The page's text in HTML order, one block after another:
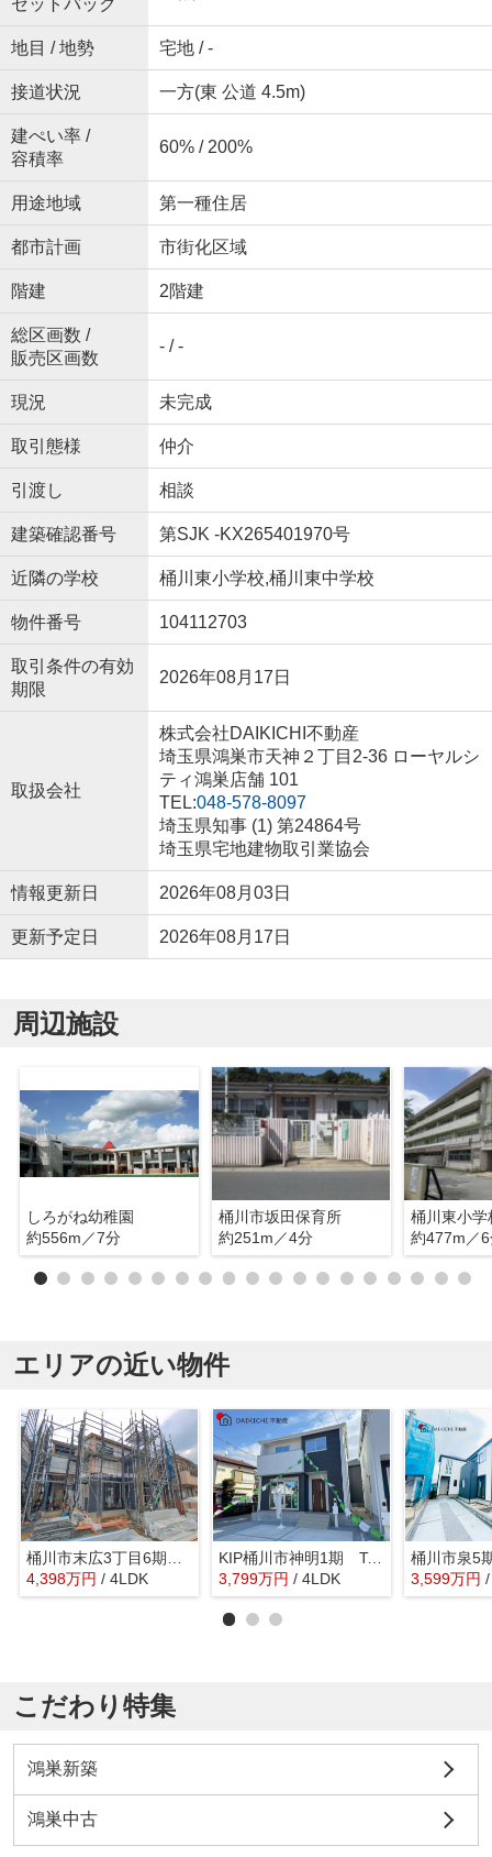
セットバック
地目 / 地勢 宅地 / -
接道状況 一方(東 公道 4.5m)
建ぺい率 /
容積率
60% / 200%
用途地域 第一種住居
都市計画 市街化区域
階建 2階建
総区画数 /
販売区画数
- / -
現況 未完成
取引態様 仲介
引渡し 相談
建築確認番号 第SJK -KX265401970号
近隣の学校 桶川東小学校,桶川東中学校
物件番号 104112703
取引条件の有効
期限
2026年08月17日
取扱会社
株式会社DAIKICHI不動産
埼玉県鴻巣市天神２丁目2-36 ローヤルシ
ティ鴻巣店舗 101
TEL:048-578-8097
埼玉県知事 (1) 第24864号
埼玉県宅地建物取引業協会
情報更新日 2026年08月03日
更新予定日 2026年08月17日
周辺施設
しろがね幼稚園
約556m／7分
桶川市坂田保育所
約251m／4分
桶川東小学
約477m／
エリアの近い物件
桶川市末広3丁目6期 新築戸建 全2棟 2号棟
4,398万円 / 4LDK
KIP桶川市神明1期 Terrechez 新築戸建 全2棟 2号棟
3,799万円 / 4LDK 3,599万円
こだわり特集
鴻巣新築
鴻巣中古